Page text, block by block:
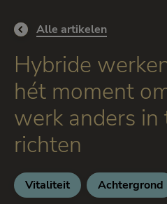
Ga terug naar
Alle artikelen
Hybride
hét moment
werk anders in
richten
Categorie:
Vitaliteit Achtergrond